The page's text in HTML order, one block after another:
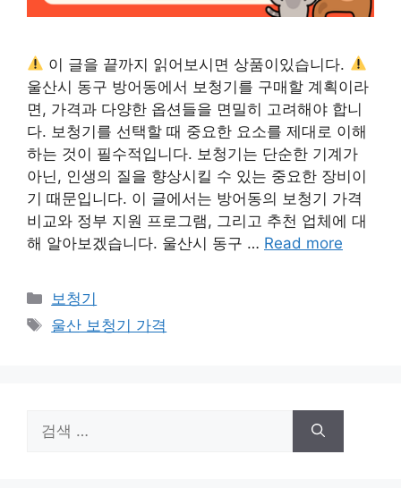
이 글을 끝까지 읽어보시면 상품이있습니다.
울산시 동구 방어동에서 보청기를 구매할 계획이라
면, 가격과 다양한 옵션들을 면밀히 고려해야 합니
다. 보청기를 선택할 때 중요한 요소를 제대로 이해
하는 것이 필수적입니다. 보청기는 단순한 기계가
아닌, 인생의 질을 향상시킬 수 있는 중요한 장비이
기 때문입니다. 이 글에서는 방어동의 보청기 가격
비교와 정부 지원 프로그램, 그리고 추천 업체에 대
해 알아보겠습니다. 울산시 동구 … Read more
카
테
보청기
태
울산 보청기 가격
색: